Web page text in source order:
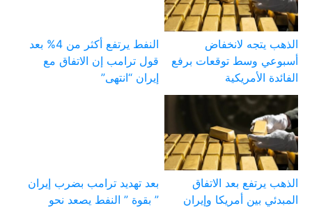
الذهب يتجه لانخفاض
أسبوعي وسط توقعات برفع
الفائدة الأمريكية
النفط يرتفع أكثر من 4% بعد
قول ترامب إن الاتفاق مع
إيران “انتهى”
الذهب يرتفع بعد الاتفاق
المبدئي بين أمريكا وإيران
بعد تهديد ترامب بضرب إيران
” بقوة ” النفط يصعد نحو